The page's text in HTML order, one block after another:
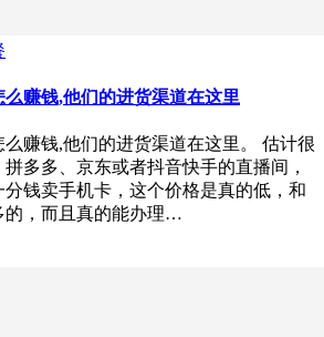
赚钱,他们的进货渠道在这里
赚钱,他们的进货渠道在这里。 估计很
多多、京东或者抖音快手的直播间，
钱卖手机卡，这个价格是真的低，和
的，而且真的能办理…